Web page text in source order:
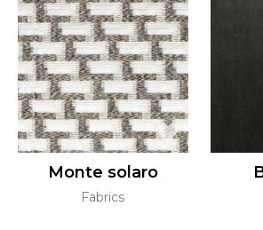
Monte solaro
Fabrics